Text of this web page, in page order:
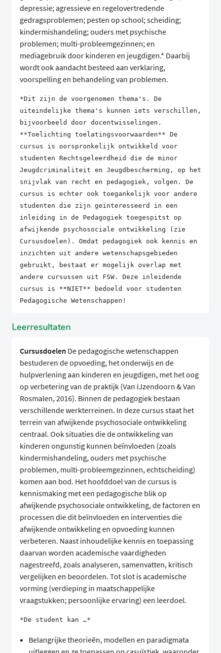
depressie; agressieve en regelovertredende
gedragsproblemen; pesten op school; scheiding;
kindermishandeling; ouders met psychische
problemen; multi-probleemgezinnen; en
mediagebruik door kinderen en jeugdigen.* Daarbij
wordt ook aandacht besteed aan verklaring,
voorspelling en behandeling van problemen.
*Dit zijn de voorgenomen thema's. De
uiteindelijke thema's kunnen iets verschillen,
bijvoorbeeld door docentwisselingen.
**Toelichting toelatingsvoorwaarden** De
cursus is oorspronkelijk ontwikkeld voor
studenten Rechtsgeleerdheid die de minor
Jeugdcriminaliteit en Jeugdbescherming, op het
snijvlak van recht en pedagogiek, volgen. De
cursus is echter ook toegankelijk voor andere
studenten die zijn geïnteresseerd in een
inleiding in de Pedagogiek toegespitst op
afwijkende psychosociale ontwikkeling (zie
Cursusdoelen). Omdat pedagogiek ook kennis en
inzichten uit andere wetenschapsgebieden
gebruikt, bestaat er mogelijk overlap met
andere cursussen uit FSW. Deze inleidende
cursus is **NIET** bedoeld voor studenten
Pedagogische Wetenschappen!
Leerresultaten
Cursusdoelen De pedagogische wetenschappen
bestuderen de opvoeding, het onderwijs en de
hulpverlening aan kinderen en jeugdigen, met het oog
op verbetering van de praktijk (Van IJzendoorn & Van
Rosmalen, 2016). Binnen de pedagogiek bestaan
verschillende werkterreinen. In deze cursus staat het
terrein van afwijkende psychosociale ontwikkeling
centraal. Ook situaties die de ontwikkeling van
kinderen ongunstig kunnen beïnvloeden (zoals
kindermishandeling, ouders met psychische
problemen, multi-probleemgezinnen, echtscheiding)
komen aan bod. Het hoofddoel van de cursus is
kennismaking met een pedagogische blik op
afwijkende psychosociale ontwikkeling, de factoren en
processen die dit beïnvloeden en interventies die
afwijkende ontwikkeling en opvoeding kunnen
verbeteren. Naast inhoudelijke kennis en toepassing
daarvan worden academische vaardigheden
nagestreefd, zoals analyseren, samenvatten, kritisch
vergelijken en beoordelen. Tot slot is academische
vorming (verdieping in maatschappelijke
vraagstukken; persoonlijke ervaring) een leerdoel.
*De student kan …*
Belangrijke theorieën, modellen en paradigmata